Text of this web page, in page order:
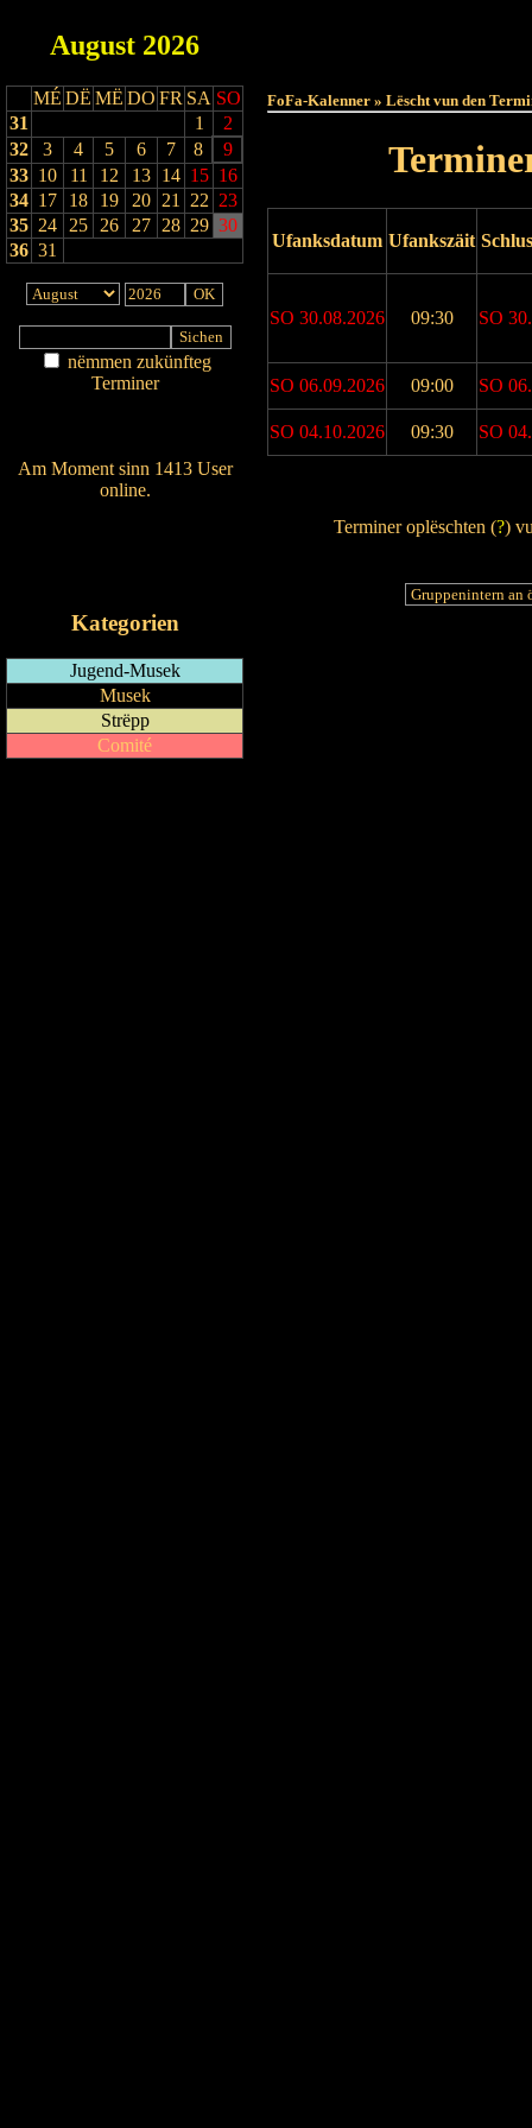
August 2026
MÉ DË MË DO FR SA SO
31
1
2
32
3 4 5 6 7 8
9
33 10 11 12 13 14 15 16
34 17 18 19 20 21 22 23
35 24 25 26 27 28 29 30
36 31
nëmmen zukünfteg
Terminer
Am Moment sinn 1413 User
online.
Kategorien
Jugend-Musek
Musek
Strëpp
Comité
FoFa-Kalenner » Lëscht vun den
Ufanksdatum Ufankszäit
SO 30.08.2026 09:30 SO
SO 06.09.2026 09:00 SO
SO 04.10.2026 09:30 SO
Terminer oplëschten (?)